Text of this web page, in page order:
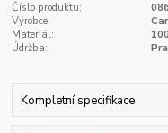
Číslo produktu:
086
Výrobce:
Materiál:
Údržba:
Kompletní specifikace